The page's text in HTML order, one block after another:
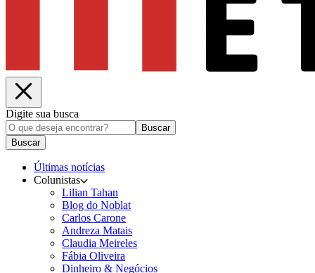
Digite sua busca
Buscar
Buscar
Últimas notícias
Colunistas
Lilian Tahan
Blog do Noblat
Carlos Carone
Andreza Matais
Claudia Meireles
Fábia Oliveira
Dinheiro & Negócios